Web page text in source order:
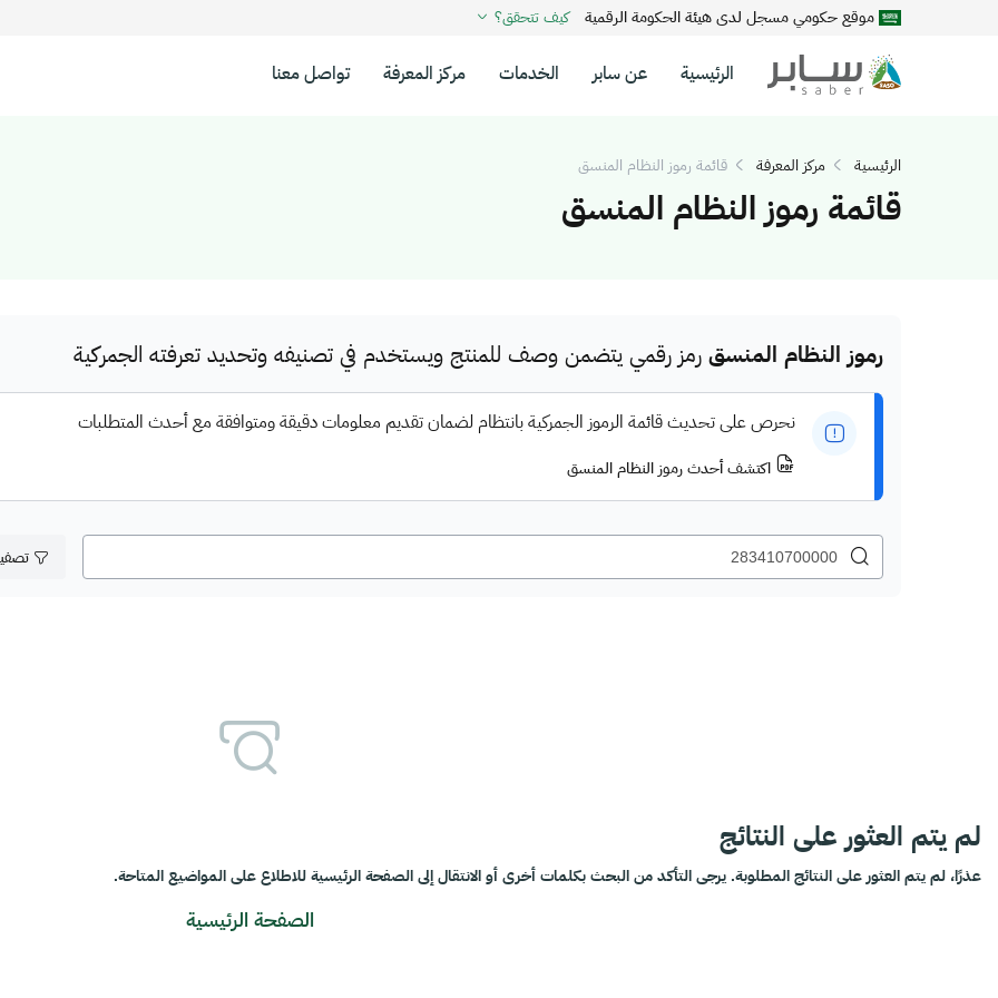
موقع حكومي مسجل لدى هيئة الحكومة الرقمية كيف تتحقق؟
الرئيسية عن سابر الخدمات مركز المعرفة تواصل معنا
الرئيسية مركز المعرفة قائمة رموز النظام المنسق
قائمة رموز النظام المنسق
رموز النظام المنسق رمز رقمي يتضمن وصف للمنتج ويستخدم في تصنيفه وتحديد تعرفته الجمركية
نحرص على تحديث قائمة الرموز الجمركية بانتظام لضمان تقديم معلومات دقيقة ومتوافقة مع أحدث المتطلبات
اكتشف أحدث رموز النظام المنسق
لم يتم العثور على النتائج
عذرًا، لم يتم العثور على النتائج المطلوبة. يرجى التأكد من البحث بكلمات أخرى أو الانتقال إلى الصفحة الرئيسية للاطلاع على المواضيع المتاحة.
الصفحة الرئيسية